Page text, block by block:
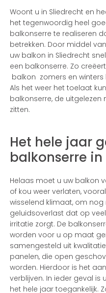
Woont u in Sliedrecht en
het tegenwoordig heel
balkonserre te realiseren
betrekken. Door middel
uw balkon in Sliedrecht
een balkonserre. Zo
balkon zomers en winters
Als het weer het toelaat
balkonserre, de uitgelezen
zitten.
Het hele jaar
balkonserre
Helaas moet u uw balkon
of kou weer verlaten,
wisselend klimaat, om
geluidsoverlast dat op
irritatie zorgt. De
worden voor u op maat
samengesteld uit
panelen, die open
worden. Hierdoor is het
verblijven. In ieder geval is
het hele jaar toegankelijk.